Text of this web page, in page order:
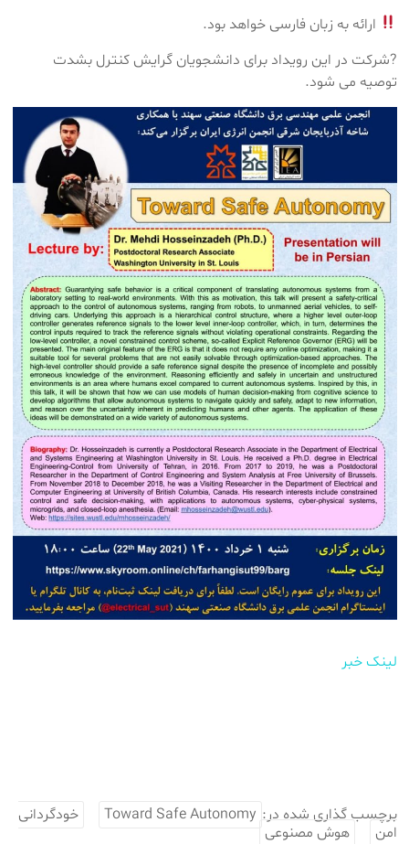
ارائه به زبان فارسی خواهد بود.
?شرکت در این رویداد برای دانشجویان گرایش کنترل بشدت
توصیه می شود.
لینک خبر
برچسب گذاری شده در: Toward Safe Autonomy
خودگردانی
امن
هوش مصنوعی